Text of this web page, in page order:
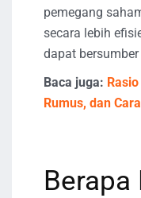
pemegang
secara lebih
dapat
Baca juga:
Rumus, dan
Berapa